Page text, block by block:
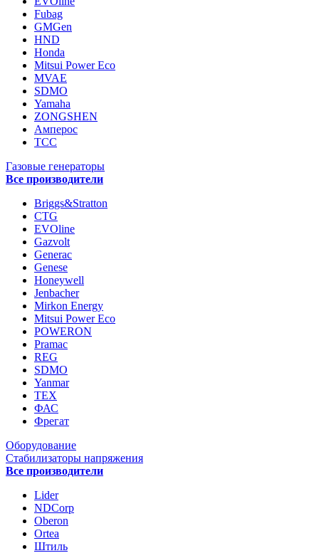
Fubag
GMGen
HND
Honda
Mitsui Power Eco
MVAE
SDMO
Yamaha
ZONGSHEN
Амперос
ТСС
Газовые генераторы
Все производители
Briggs&Stratton
CTG
EVOline
Gazvolt
Generac
Genese
Honeywell
Jenbacher
Mirkon Energy
Mitsui Power Eco
POWERON
Pramac
REG
SDMO
Yanmar
ТЕХ
ФАС
Фрегат
Оборудование
Стабилизаторы напряжения
Все производители
Lider
NDCorp
Oberon
Ortea
Штиль